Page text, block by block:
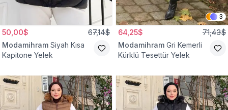
50,00$ 67,14$
Modamihram Siyah Kısa
Kapitone Yelek
3
64,25$ 71,43$
Modamihram Gri Kemerli
Kürklü Tesettür Yelek